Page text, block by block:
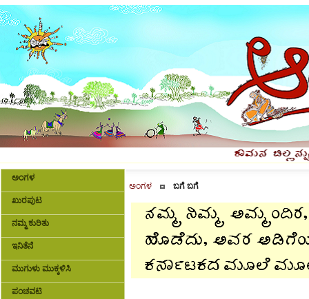
ಅಂಗಳ
ಖುರಪುಟ
ನಮ್ಮ ಕುರಿತು
ಇನಿತೆನೆ
ಮುಗುಳು ಮುಕ್ಕಳಿಸಿ
ಪಂಚವಟಿ
ಅಂಗಳ ಬಗೆ ಬಗೆ